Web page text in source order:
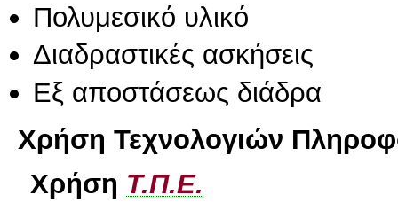
Πολυμεσικό υλικό
Διαδραστικές ασκήσεις
Eξ απoστάσεως διάδρα
Χρήση Τεχνολογιών
Χρήση Τ.Π.Ε.